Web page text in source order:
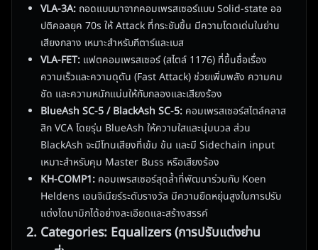
VLA-3A: ถอดแบบมาจากคอมเพรสเซอร์แบบ Solid-state ออ
ปติคอลยุค 70s ให้ Attack ที่กระชับขึ้น มีความโดดเด่นในย่าน
เสียงกลาง เหมาะสำหรับกีตาร์และเบส
VLA-FET: แฟตคอมเพรสเซอร์ (สไตล์ 1176) ที่ขึ้นชื่อเรื่อง
ความเร็วและความดุดัน (Fast Attack) ช่วยเพิ่มพลัง ความคม
ชัด และความหนักแน่นให้กับกลองและเสียงร้อง
BlueAsh SC-5 / BlackAsh SC-5: คอมเพรสเซอร์สไตล์คลาส
สิก VCA โดยรุ่น BlueAsh ให้ความใสและนุ่มนวล ส่วน
BlackAsh จะมีโทนเสียงที่เข้ม ข้น และมี Sidechain input
เหมาะสำหรับคุม Master Buss หรือเสียงร้อง
KH-COMP1: คอมเพรสเซอร์สุดล้ำที่พัฒนาร่วมกับ Koen
Heldens เอนจิเนียร์ระดับรางวัล มีความยืดหยุ่นสูงในการปรับ
แต่งไดนามิกได้อย่างละเอียดและสร้างสรรค์
2. Categories: Equalizers (การปรับแต่งย่าน